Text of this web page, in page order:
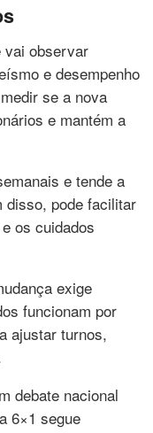
vai observar
e desempenho
se a nova
e mantém a
e tende a
disso, pode facilitar
os cuidados
exige
funcionam por
ajustar turnos,
debate nacional
6×1 segue